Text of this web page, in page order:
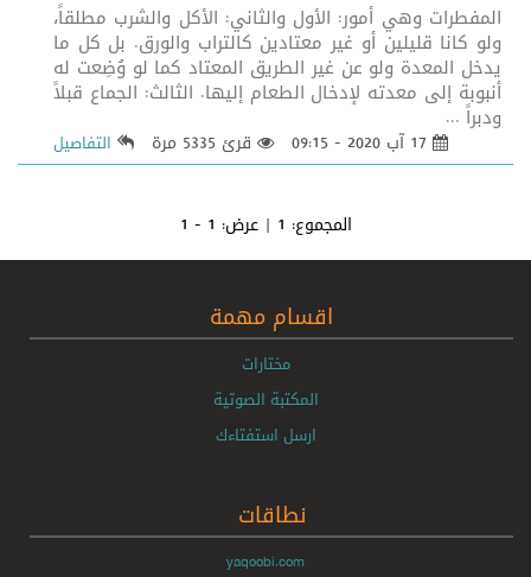
المفطرات وهي أمور: الأول والثاني: الأكل والشرب مطلقاً،
ولو كانا قليلين أو غير معتادين كالتراب والورق. بل كل ما
يدخل المعدة ولو عن غير الطريق المعتاد كما لو وُضِعت له
أنبوبة إلى معدته لإدخال الطعام إليها. الثالث: الجماع قبلاً
ودبراً ...
قرئ 5335 مرة التفاصيل
المجموع: 1 | عرض: 1 - 1
اقسام مهمة
مختارات
المكتبة الصوتية
ارسل استفتاءك
نطاقات
yaqoobi.com